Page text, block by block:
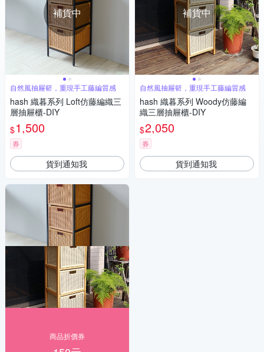
補貨中
自然風抽屜籃，重現手工藤編質感
hash 織暮系列 Loft仿藤編織三
層抽屜櫃-DIY
$1,500
券
貨到通知我
商品折價券
補貨中
自然風抽屜籃，重現手工藤編質感
hash 織暮系列 Woody仿藤編
織三層抽屜櫃-DIY
$2,050
券
貨到通知我